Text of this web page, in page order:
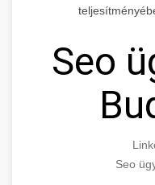
Seo
Seo